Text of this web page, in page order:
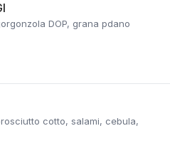
DOP, grana pdano
cotto, salami, cebula,